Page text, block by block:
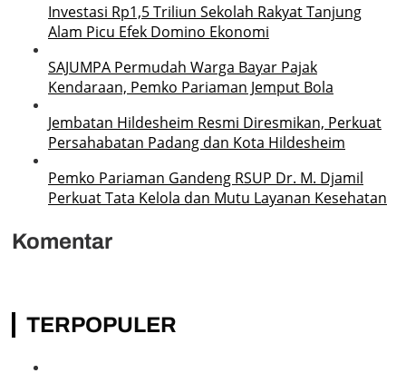
Investasi Rp1,5 Triliun Sekolah Rakyat Tanjung
Alam Picu Efek Domino Ekonomi
SAJUMPA Permudah Warga Bayar Pajak
Kendaraan, Pemko Pariaman Jemput Bola
Jembatan Hildesheim Resmi Diresmikan, Perkuat
Persahabatan Padang dan Kota Hildesheim
Pemko Pariaman Gandeng RSUP Dr. M. Djamil
Perkuat Tata Kelola dan Mutu Layanan Kesehatan
Komentar
TERPOPULER